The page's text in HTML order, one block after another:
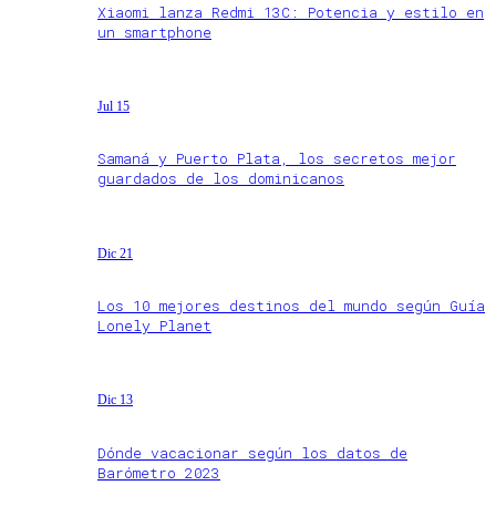
Xiaomi lanza Redmi 13C: Potencia y estilo en
un smartphone
Jul 15
Samaná y Puerto Plata, los secretos mejor
guardados de los dominicanos
Dic 21
Los 10 mejores destinos del mundo según Guía
Lonely Planet
Dic 13
Dónde vacacionar según los datos de
Barómetro 2023